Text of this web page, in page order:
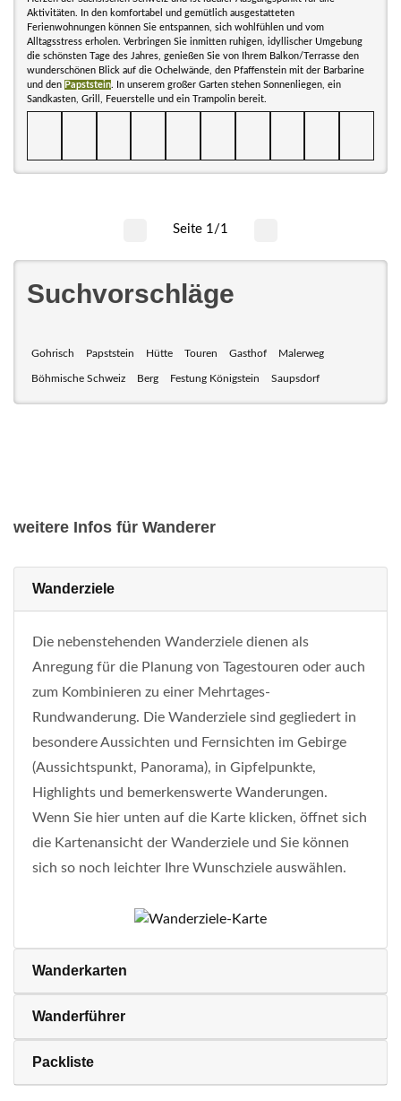
Aktivitäten. In den komfortabel und gemütlich ausgestatteten
Ferienwohnungen können Sie entspannen, sich wohlfühlen und vom
Alltagsstress erholen. Verbringen Sie inmitten ruhigen, idyllischer Umgebung
die schönsten Tage des Jahres, genießen Sie von Ihrem Balkon/Terrasse den
wunderschönen Blick auf die Ochelwände, den Pfaffenstein mit der Barbarine
und den Papststein . In unserem großer Garten stehen Sonnenliegen, ein
Sandkasten, Grill, Feuerstelle und ein Trampolin bereit.
Seite 1/1
Suchvorschläge
Gohrisch Papststein Hütte Touren Gasthof Malerweg
Böhmische Schweiz Berg Festung Königstein Saupsdorf
weitere Infos für Wanderer
Wanderziele
Die nebenstehenden Wanderziele dienen als
Anregung für die Planung von Tagestouren oder auch
zum Kombinieren zu einer Mehrtages-
Rundwanderung. Die Wanderziele sind gegliedert in
besondere Aussichten und Fernsichten im Gebirge
(Aussichtspunkt, Panorama), in Gipfelpunkte,
Highlights und bemerkenswerte Wanderungen.
Wenn Sie hier unten auf die Karte klicken, öffnet sich
die Kartenansicht der Wanderziele und Sie können
sich so noch leichter Ihre Wunschziele auswählen.
Wanderkarten
Wanderführer
Packliste